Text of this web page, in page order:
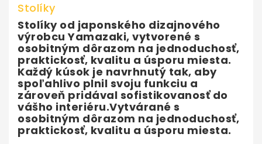
do
kuchyne
Tašky
Batohy
Stolíky
Stolíky od japonského dizajnového
výrobcu Yamazaki, vytvorené s
osobitným dôrazom na jednoduchosť,
praktickosť, kvalitu a úsporu miesta.
Každý kúsok je navrhnutý tak, aby
spoľahlivo plnil svoju funkciu a
zároveň pridával sofistikovanosť do
vášho interiéru.Vytvárané s
osobitným dôrazom na jednoduchosť,
praktickosť, kvalitu a úsporu miesta.